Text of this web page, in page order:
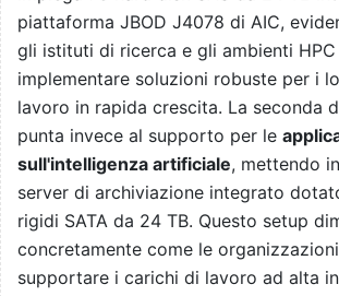
piattaforma JBOD J4078 di AIC,
gli istituti di ricerca e gli ambienti HPC
implementare soluzioni robuste per i
lavoro in rapida crescita. La seconda
punta invece al supporto per le
sull'intelligenza artificiale, mettendo
server di archiviazione integrato
rigidi SATA da 24 TB. Questo setup
concretamente come le
supportare i carichi di lavoro ad alta